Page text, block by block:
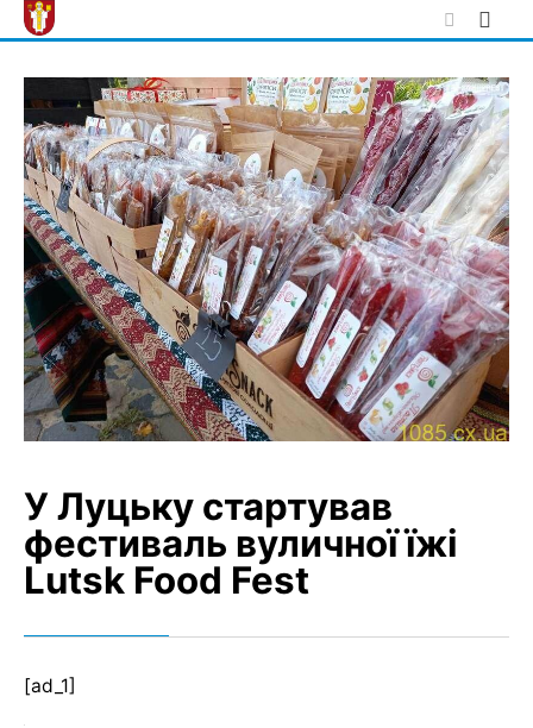
Skip
to
У Луцьку стартував
фестиваль вуличної їжі
Lutsk Food Fest
[ad_1]